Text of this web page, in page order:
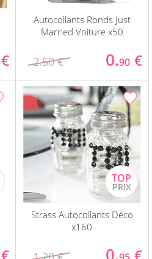
€
Autocollants Ronds Just
Married Voiture x50
2.50 € 0.90 €
Strass Autocollants Déco
x160